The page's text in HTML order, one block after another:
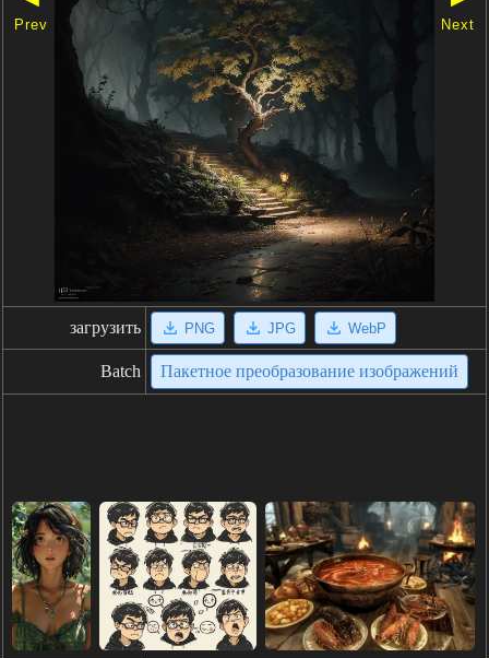
Prev Next
загрузить PNG JPG WebP
Batch Пакетное преобразование изображений